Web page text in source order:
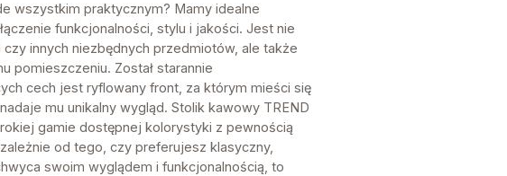
wszystkim praktycznym? Mamy idealne
funkcjonalności, stylu i jakości. Jest nie
innych niezbędnych przedmiotów, ale także
pomieszczeniu. Został starannie
cech jest ryflowany front, za którym mieści się
mu unikalny wygląd. Stolik kawowy TREND
gamie dostępnej kolorystyki z pewnością
od tego, czy preferujesz klasyczny,
swoim wyglądem i funkcjonalnością, to